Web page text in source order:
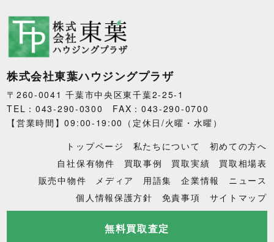
株式会社東葉ハウジングプラザ
〒260-0041 千葉市中央区東千葉2-25-1
TEL：043-290-0300 FAX：043-290-0700
【営業時間】09:00-19:00（定休日/火曜・水曜）
トップページ
私たちについて
初めての方へ
自社保有物件
買取事例 買取実績
買取相場表
販売中物件
メディア 用語集 企業情報
ニュース
個人情報保護方針
免責事項 サイトマップ
無料買取査定